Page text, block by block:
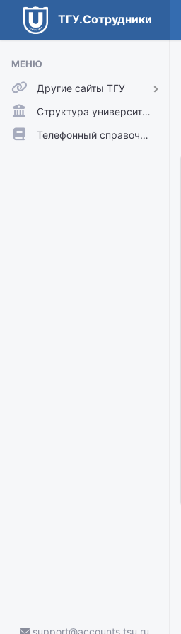
ТГУ.Сотрудники
МЕНЮ
Другие сайты ТГУ
ТГУ.Аккаунты
ТГУ.Расписание
Структура университета
Телефонный справочник
support@accounts.tsu.ru